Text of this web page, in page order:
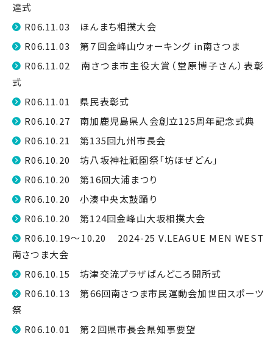
達式
R06.11.03 ほんまち相撲大会
R06.11.03 第７回金峰山ウォーキング in南さつま
R06.11.02 南さつま市主役大賞（堂原博子さん）表彰
式
R06.11.01 県民表彰式
R06.10.27 南加鹿児島県人会創立125周年記念式典
R06.10.21 第135回九州市長会
R06.10.20 坊八坂神社祇園祭「坊ほぜどん」
R06.10.20 第16回大浦まつり
R06.10.20 小湊中央太鼓踊り
R06.10.20 第124回金峰山大坂相撲大会
R06.10.19～10.20 2024-25 V.LEAGUE MEN WEST
南さつま大会
R06.10.15 坊津交流プラザばんどころ開所式
R06.10.13 第66回南さつま市民運動会加世田スポーツ
祭
R06.10.01 第２回県市長会県知事要望